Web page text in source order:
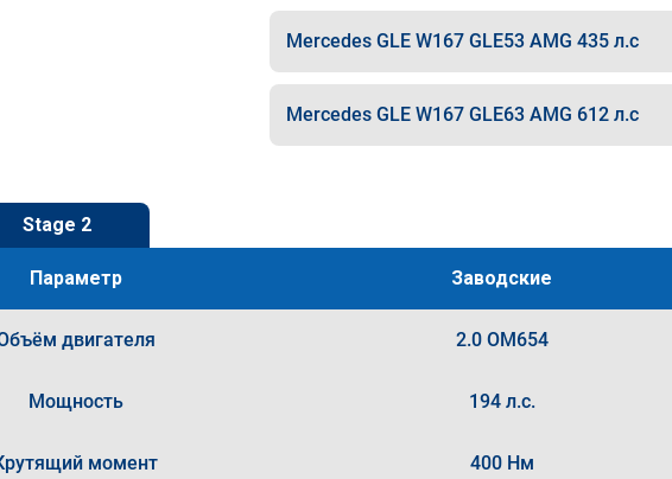
Mercedes GLE W167 GLE53 AMG 435 л.с
Mercedes GLE W167 GLE63 AMG 612 л.с
Stage 2
Параметр Заводские
двигателя 2.0 OM654
Мощность 194 л.с.
момент 400 Нм